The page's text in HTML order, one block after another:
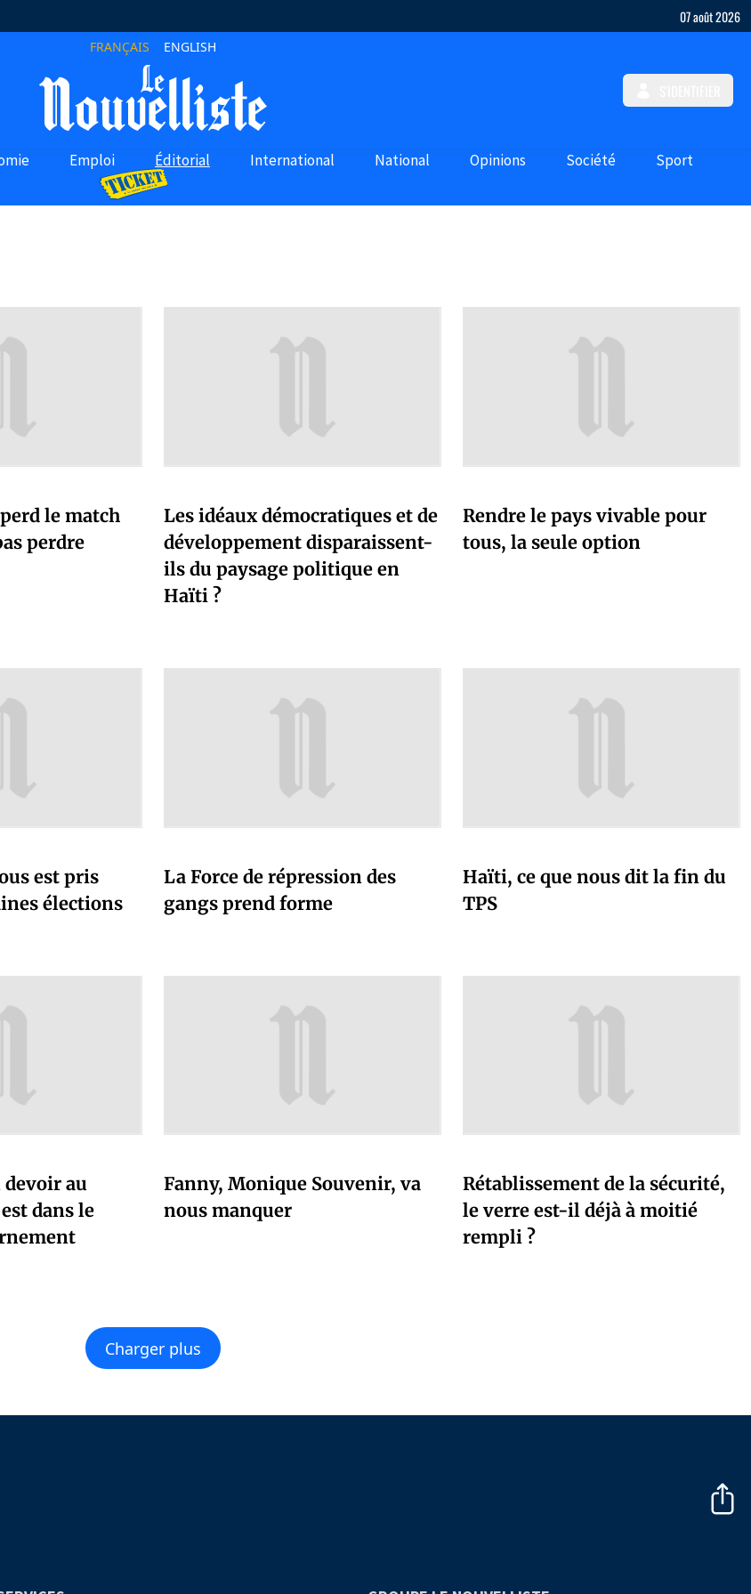
07 août 2026
FRANÇAIS ENGLISH
Emploi Éditorial International National Opinions Société Sport
le match
perdre
Les idéaux démocratiques et de
développement disparaissent-
ils du paysage politique en
Haïti ?
Rendre le pays vivable pour
tous, la seule option
est pris
élections
La Force de répression des
gangs prend forme
Haïti, ce que nous dit la fin du
TPS
devoir au
dans le
Fanny, Monique Souvenir, va
nous manquer
Rétablissement de la sécurité,
le verre est-il déjà à moitié
rempli ?
Charger plus